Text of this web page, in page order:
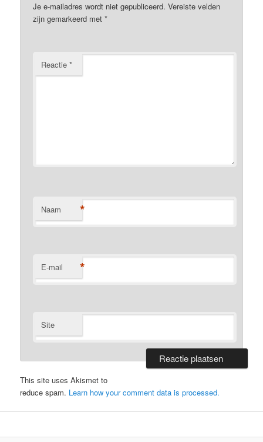
Je e-mailadres wordt niet gepubliceerd. Vereiste velden
zijn gemarkeerd met*
Reactie*
Naam *
E-mail *
Site
This site uses Akismet to
reduce spam. Learn how your comment data is processed.